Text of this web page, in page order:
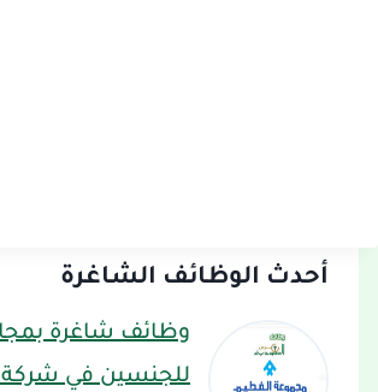
أحدث الوظائف الشاغرة
وظائف شاغرة
للجنسين في شركة